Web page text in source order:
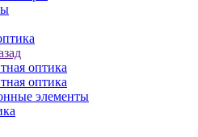
оптика
оптика
элементы